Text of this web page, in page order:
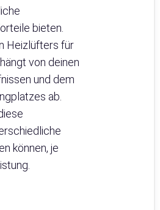
bieten.
Heizlüfters für
von deinen
und dem
ab.
können, je